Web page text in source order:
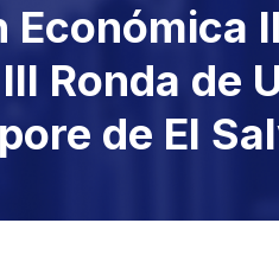
Ronda de
de El